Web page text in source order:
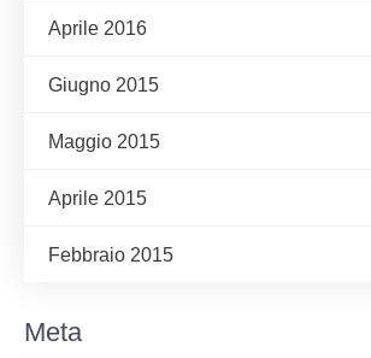
Aprile 2016
Giugno 2015
Maggio 2015
Aprile 2015
Febbraio 2015
Meta